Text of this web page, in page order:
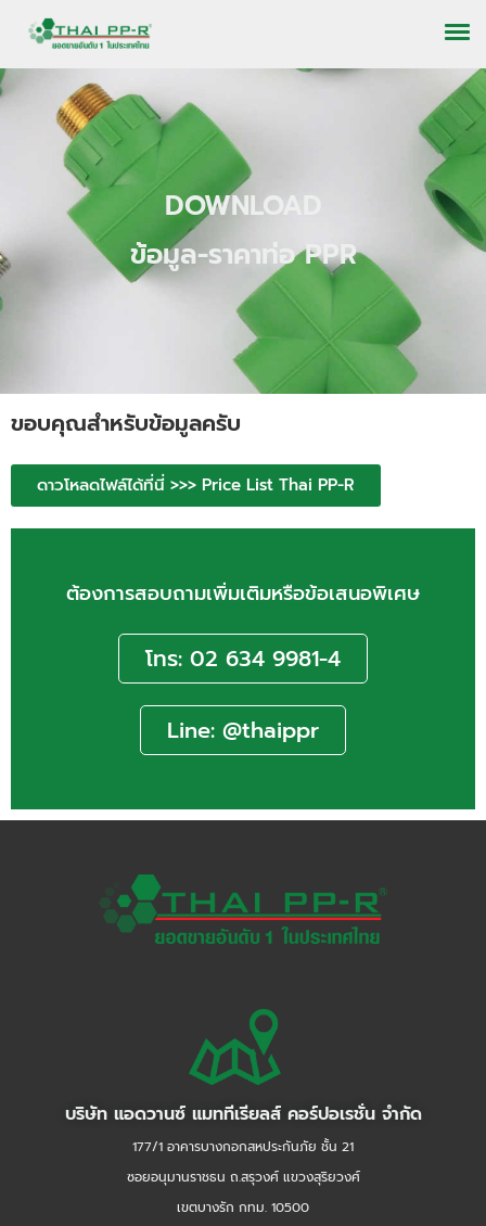
DOWNLOAD
ข้อมูล-ราคาท่อ PPR
ขอบคุณสำหรับข้อมูลครับ
ดาวโหลดไฟล์ได้ที่นี่ >>> Price List Thai PP-R
ต้องการสอบถามเพิ่มเติมหรือข้อเสนอพิเศษ
โทร: 02 634 9981-4
Line: @thaippr
บริษัท แอดวานซ์ แมททีเรียลส์ คอร์ปอเรชั่น จำกัด
177/1 อาคารบางกอกสหประกันภัย ชั้น 21
ซอยอนุมานราชธน ถ.สรุวงศ์ แขวงสุริยวงศ์
เขตบางรัก กทม. 10500